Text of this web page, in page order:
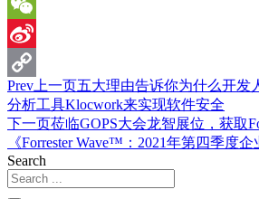
WeChat
Sina
Weibo
Copy
Link
Prev 上一页五大理由告诉你为什么开发
分析工具Klocwork来实现软件安全
下一页莅临GOPS大会龙智展位，获取
《Forrester Wave™：2021年第四季度企
Search